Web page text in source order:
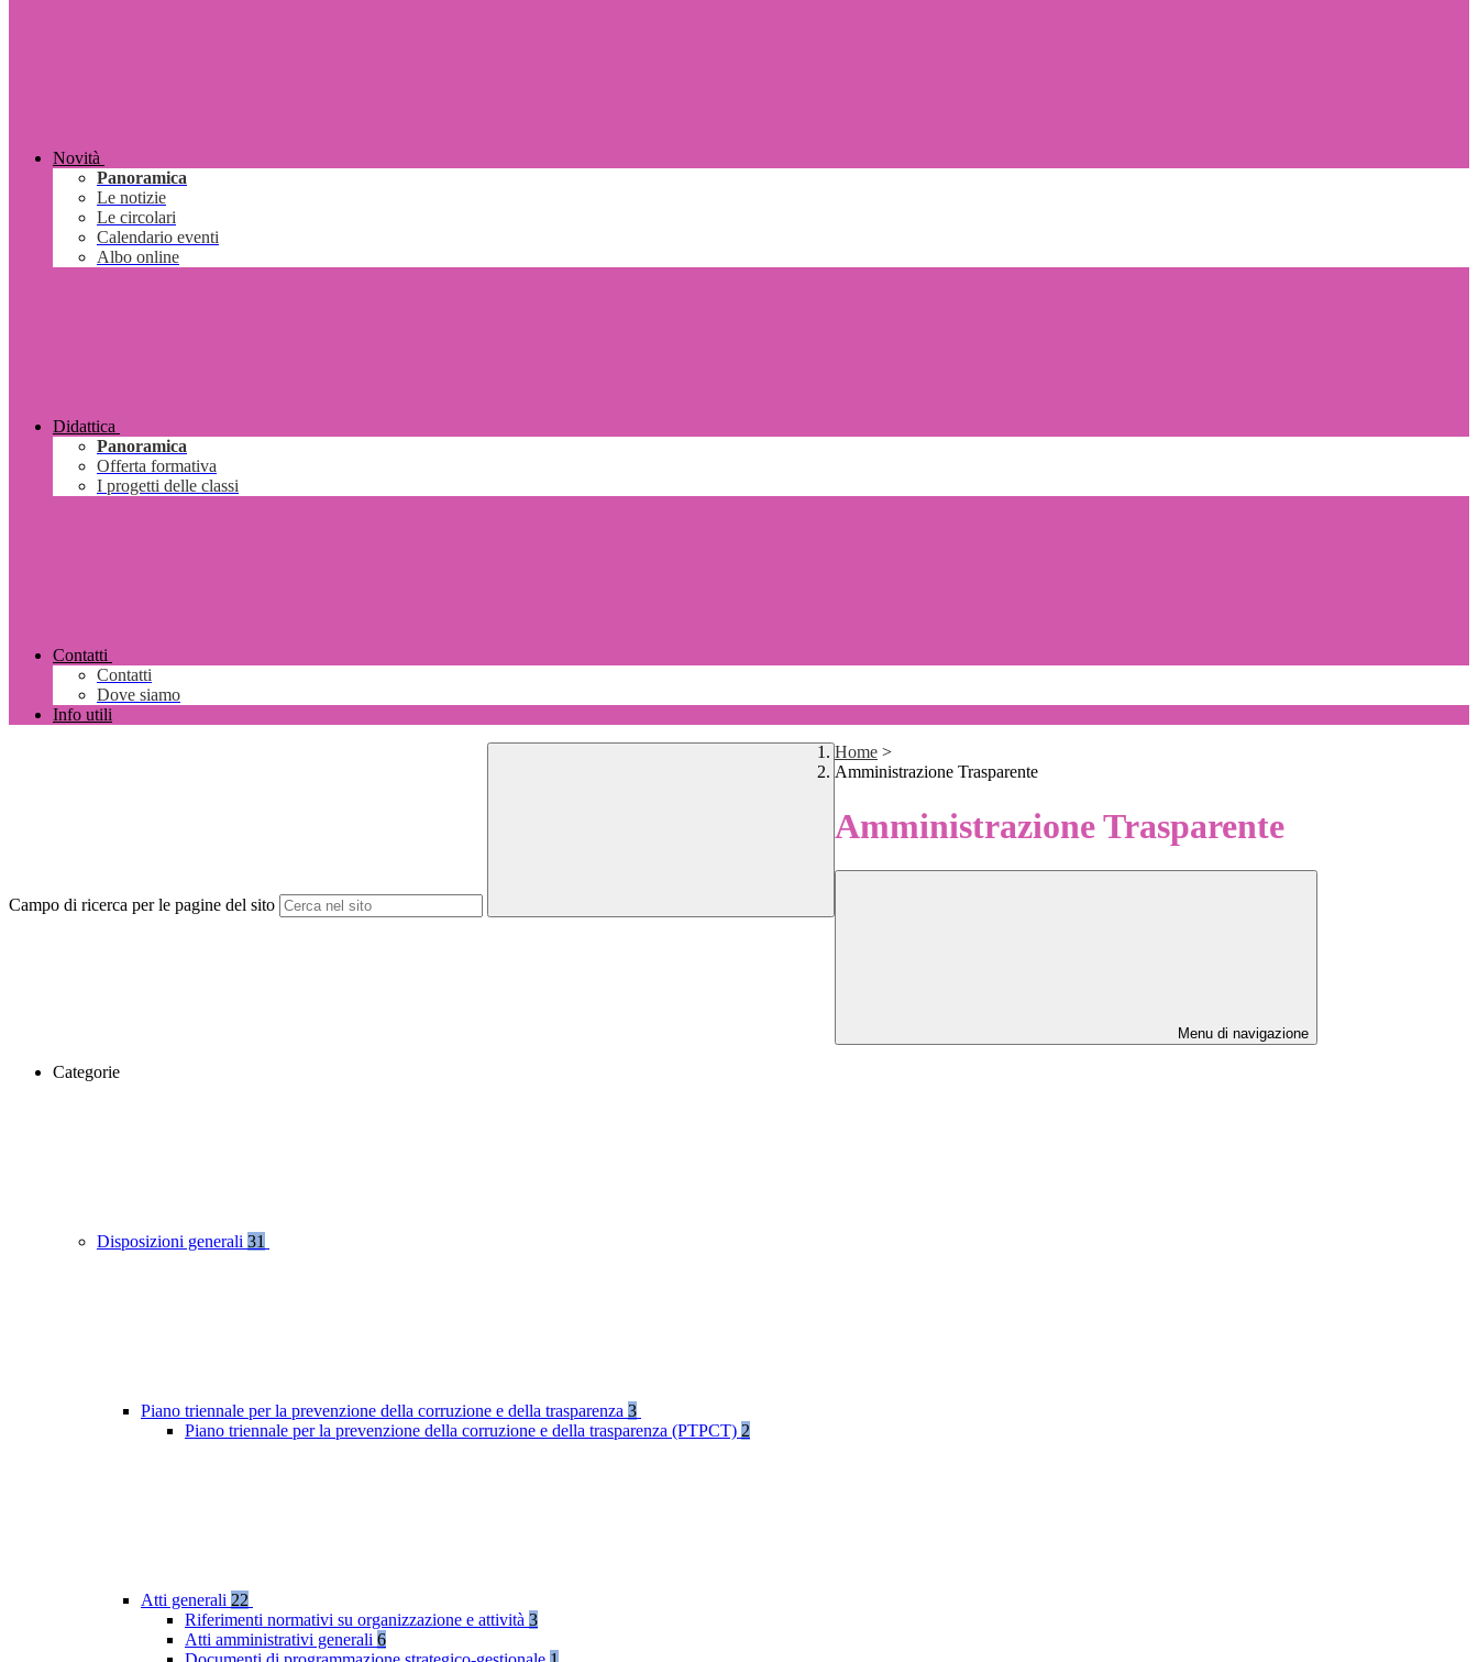
Novità
Panoramica
Le notizie
Le circolari
Calendario eventi
Albo online
Didattica
Panoramica
Offerta formativa
I progetti delle classi
Contatti
Contatti
Dove siamo
Info utili
Campo di ricerca per le pagine del sito
Home >
Amministrazione Trasparente
Amministrazione Trasparente
Menu di navigazione
Categorie
Disposizioni generali 31
Piano triennale per la prevenzione della corruzione e della trasparenza 3
Piano triennale per la prevenzione della corruzione e della trasparenza (PTPCT) 2
Atti generali 22
Riferimenti normativi su organizzazione e attività 3
Atti amministrativi generali 6